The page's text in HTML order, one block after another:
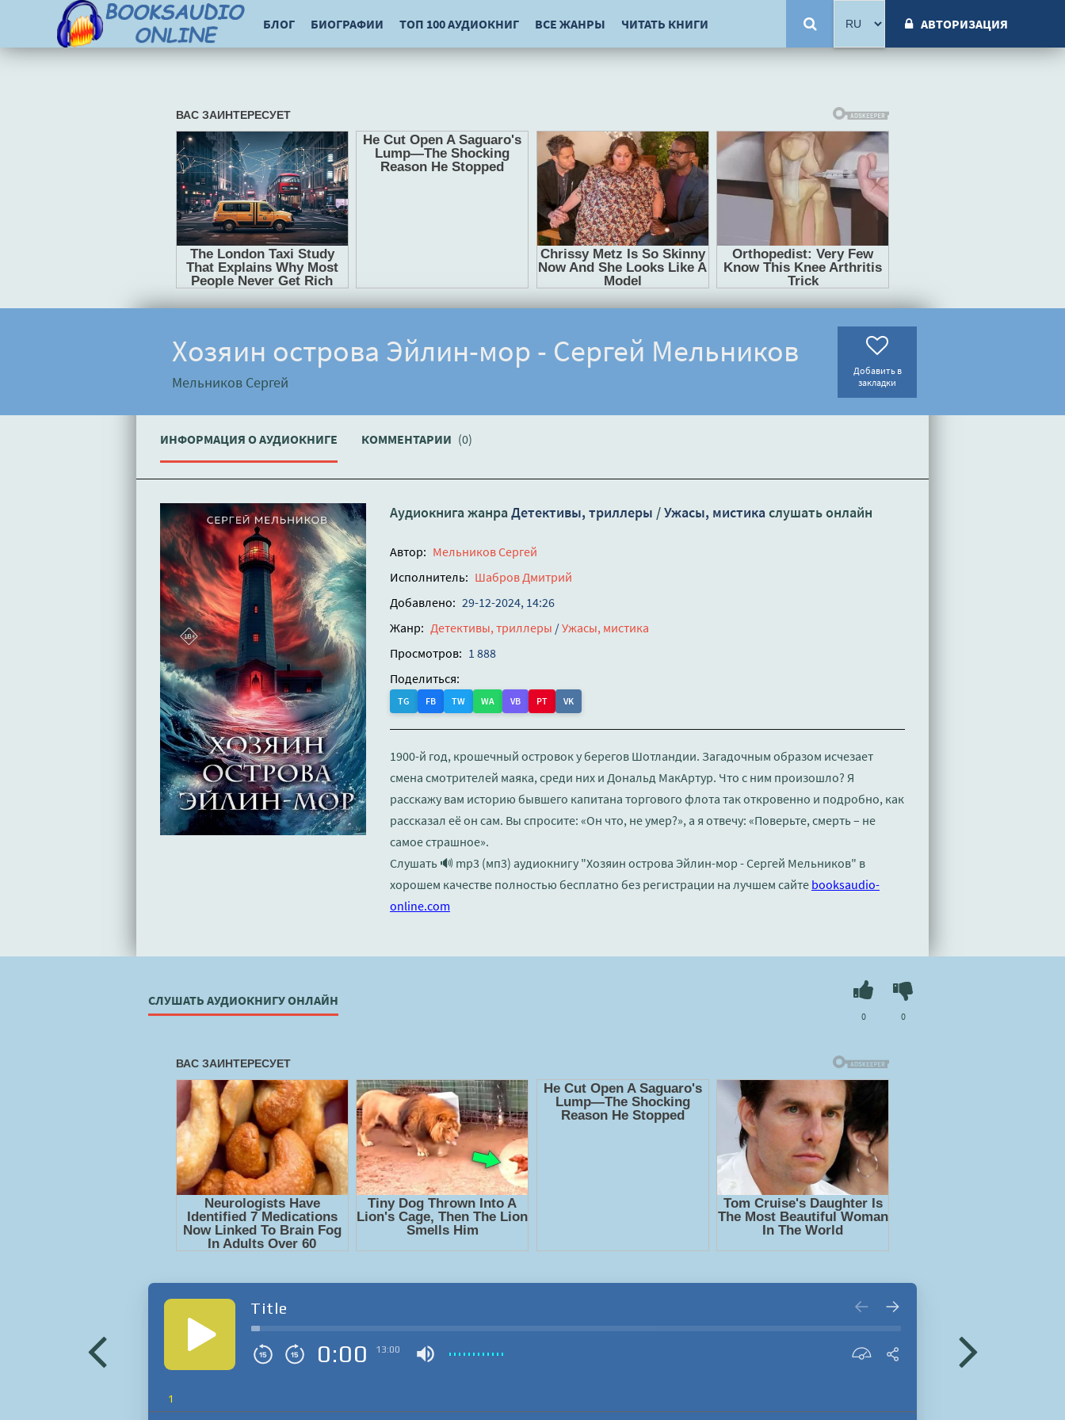
БЛОГ БИОГРАФИИ ТОП 100 АУДИОКНИГ ВСЕ ЖАНРЫ ЧИТАТЬ КНИГИ АВТОРИЗАЦИЯ
Хозяин острова Эйлин-мор - Сергей Мельников
Мельников Сергей
Добавить в
закладки
ИНФОРМАЦИЯ О АУДИОКНИГЕ КОММЕНТАРИИ (0)
Аудиокнига жанра Детективы, триллеры /Ужасы, мистикаслушать онлайн
Автор: Мельников Сергей
Исполнитель: Шабров Дмитрий
Добавлено: 29-12-2024, 14:26
Жанр: Детективы, триллеры /Ужасы, мистика
Просмотров: 1 888
Поделиться:
TG FB TW WA VB PT VK
1900-й год, крошечный островок у берегов Шотландии. Загадочным образом исчезает
смена смотрителей маяка, среди них и Дональд МакАртур. Что с ним произошло? Я
расскажу вам историю бывшего капитана торгового флота так откровенно и подробно, как
рассказал её он сам. Вы спросите: «Он что, не умер?», а я отвечу: «Поверьте, смерть – не
самое страшное».
Слушать 🔊 mp3 (мп3) аудиокнигу "Хозяин острова Эйлин-мор - Сергей Мельников" в
хорошем качестве полностью бесплатно без регистрации на лучшем сайте booksaudio-
online.com
СЛУШАТЬ АУДИОКНИГУ ОНЛАЙН
0 0
Title
0:00 13:00
1